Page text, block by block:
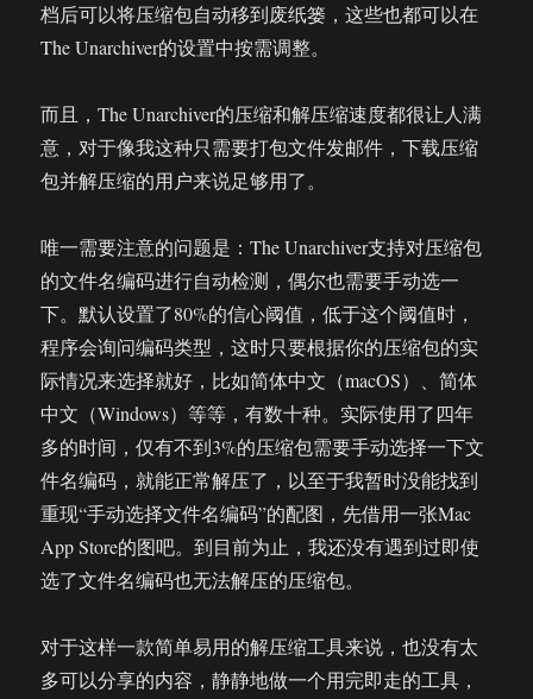
档后可以将压缩包自动移到废纸篓，这些也都可以在
The Unarchiver的设置中按需调整。
而且，The Unarchiver的压缩和解压缩速度都很让人满
意，对于像我这种只需要打包文件发邮件，下载压缩
包并解压缩的用户来说足够用了。
唯一需要注意的问题是：The Unarchiver支持对压缩包
的文件名编码进行自动检测，偶尔也需要手动选一
下。默认设置了80%的信心阈值，低于这个阈值时，
程序会询问编码类型，这时只要根据你的压缩包的实
际情况来选择就好，比如简体中文（macOS）、简体
中文（Windows）等等，有数十种。实际使用了四年
多的时间，仅有不到3%的压缩包需要手动选择一下文
件名编码，就能正常解压了，以至于我暂时没能找到
重现“手动选择文件名编码”的配图，先借用一张Mac
App Store的图吧。到目前为止，我还没有遇到过即使
选了文件名编码也无法解压的压缩包。
对于这样一款简单易用的解压缩工具来说，也没有太
多可以分享的内容，静静地做一个用完即走的工具，